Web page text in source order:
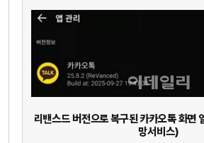
리밴스드 버전으로 복구된 카카오톡 화면
망서비스)